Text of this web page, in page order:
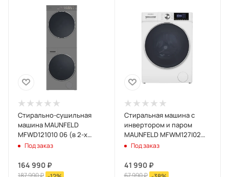
Стирально-сушильная
машина MAUNFELD
MFWD121010 06 (в 2-х
коробках) Серебристый
Под заказ
164 990 ₽
187 990₽
Стиральная машина c
инвертором и паром
MAUNFELD MFWM127I02
Белый
Под заказ
41 990₽
67 990₽